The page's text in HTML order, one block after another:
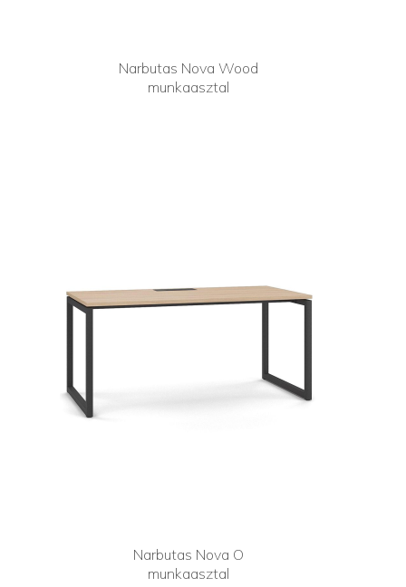
Narbutas Nova Wood
munkaasztal
Narbutas Nova O
munkaasztal